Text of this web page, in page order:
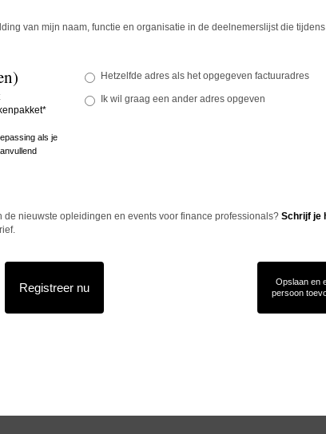
van mijn naam, functie en organisatie in de deelnemerslijst die
als je
Hetzelfde adres als het opgegeven factuuradres
Ik wil graag een ander adres opgeven
de nieuwste opleidingen en events voor finance professionals? Schrijf je
Registreer nu
Opslaan en
persoon